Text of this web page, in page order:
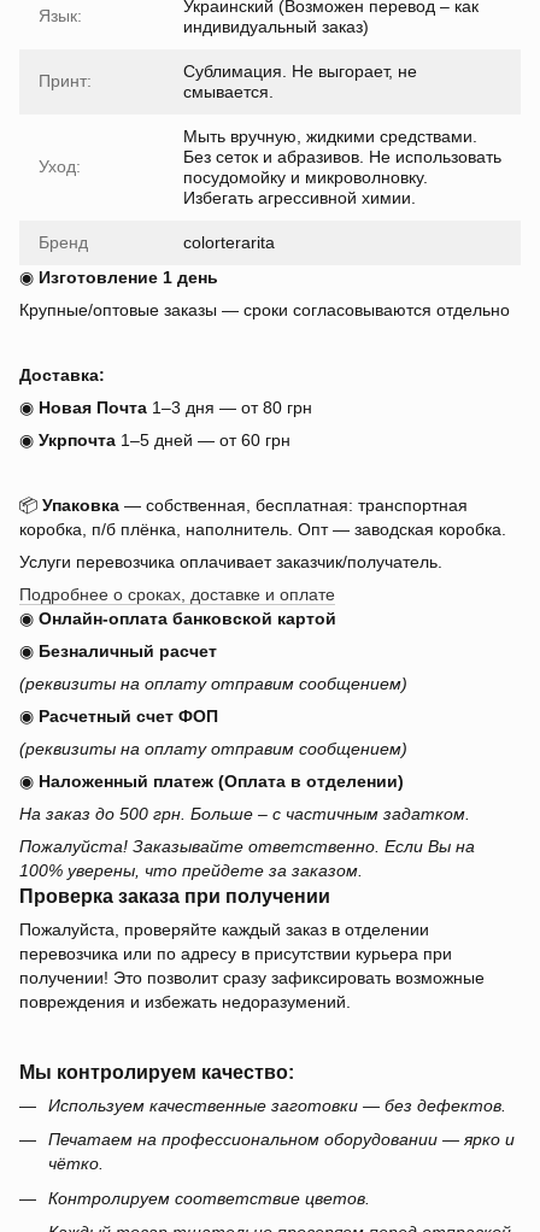
Язык:
Украинский (Возможен перевод – как
индивидуальный заказ)
Принт:
Сублимация. Не выгорает, не
смывается.
Уход:
Мыть вручную, жидкими средствами.
Без сеток и абразивов. Не использовать
посудомойку и микроволновку.
Избегать агрессивной химии.
Бренд
colorterarita
◉ Изготовление 1 день
Крупные/оптовые заказы — сроки согласовываются отдельно
Доставка:
◉ Новая Почта 1–3 дня — от 80 грн
◉ Укрпочта 1–5 дней — от 60 грн
📦 Упаковка — собственная, бесплатная: транспортная
коробка, п/б плёнка, наполнитель. Опт — заводская коробка.
Услуги перевозчика оплачивает заказчик/получатель.
Подробнее о сроках, доставке и оплате
◉ Онлайн-оплата банковской картой
◉ Безналичный расчет
(реквизиты на оплату отправим сообщением)
◉ Расчетный счет ФОП
(реквизиты на оплату отправим сообщением)
◉ Наложенный платеж (Оплата в отделении)
На заказ до 500 грн. Больше – с частичным задатком.
Пожалуйста! Заказывайте ответственно. Если Вы на
100% уверены, что прейдете за заказом.
Проверка заказа при получении
Пожалуйста, проверяйте каждый заказ в отделении
перевозчика или по адресу в присутствии курьера при
получении! Это позволит сразу зафиксировать возможные
повреждения и избежать недоразумений.
Мы контролируем качество:
Используем качественные заготовки — без дефектов.
Печатаем на профессиональном оборудовании — ярко и
чётко.
Контролируем соответствие цветов.